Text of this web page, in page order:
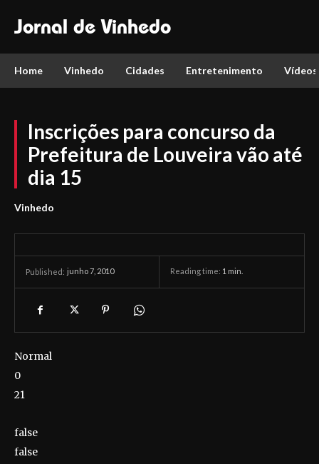
Jornal de Vinhedo
Home Vinhedo Cidades Entretenimento Vídeos
Inscrições para concurso da
Prefeitura de Louveira vão até
dia 15
Vinhedo
Published: junho 7, 2010 Reading time: 1 min.
Normal
0
21
false
false